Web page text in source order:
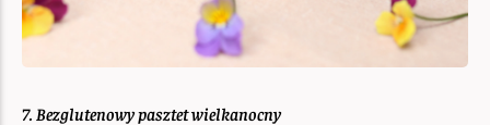
7. Bezglutenowy pasztet wielkanocny